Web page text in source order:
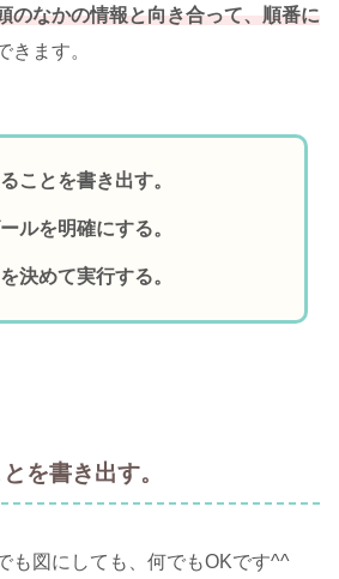
のなかの情報と向き合って、順番に
きます。
ことを書き出す。
ルを明確にする。
決めて実行する。
を書き出す。
も図にしても、何でもOKです^^